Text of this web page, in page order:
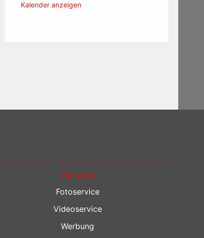
Kalender anzeigen
Service
Fotoservice
Videoservice
Werbung